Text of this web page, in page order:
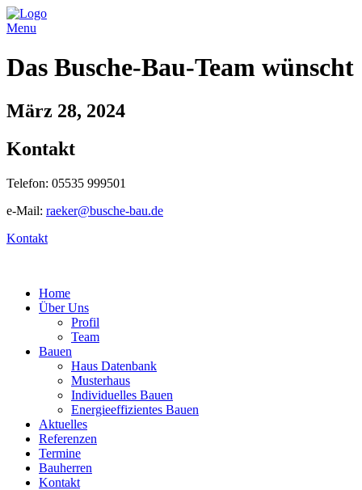
Menu
Das Busche-Bau-Team wünscht
März 28, 2024
Kontakt
Telefon: 05535 999501
e-Mail: raeker@busche-bau.de
Kontakt
Home
Über Uns
Profil
Team
Bauen
Haus Datenbank
Musterhaus
Individuelles Bauen
Energieeffizientes Bauen
Aktuelles
Referenzen
Termine
Bauherren
Kontakt